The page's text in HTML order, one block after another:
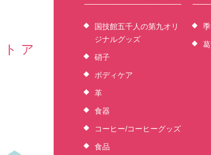
国技館五千人の第九オリ
ジナルグッズ
硝子
ボディケア
革
食器
コーヒー/コーヒーグッズ
食品
ア